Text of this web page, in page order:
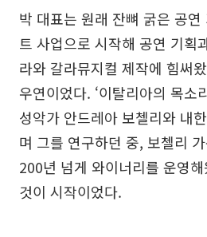
박 대표는 원래 잔뼈 굵은 공
트 사업으로 시작해 공연 기획
라와 갈라뮤지컬 제작에 힘써
우연이었다. ‘이탈리아의 목소
성악가 안드레아 보첼리와 내
며 그를 연구하던 중, 보첼리
200년 넘게 와이너리를 운영
것이 시작이었다.